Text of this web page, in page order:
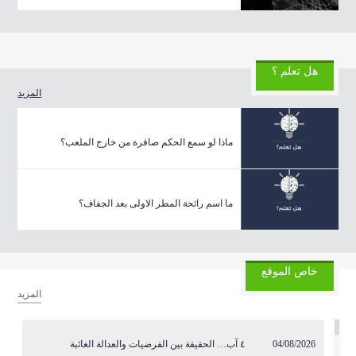
هل تعلم ؟
المزيد
ماذا لو سمع الحكم صافرة من خارج الملعب؟
ما اسم رائحة المطر الاولى بعد الجفاف؟
خاص الموقع
المزيد
04/08/2026 ٤ آب… الحقيقة بين الفرضيات والعدالة الغائبة